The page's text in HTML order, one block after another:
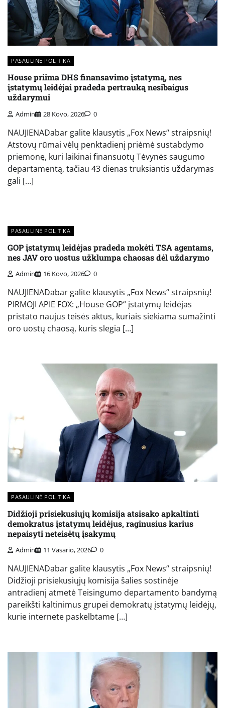
PASAULINĖ POLITIKA
House priima DHS finansavimo įstatymą, nes
įstatymų leidėjai pradeda pertrauką nesibaigus
uždarymui
Admin 28 Kovo, 2026 0
NAUJIENADabar galite klausytis „Fox News“ straipsnių!
Atstovų rūmai vėlų penktadienį priėmė sustabdymo
priemonę, kuri laikinai finansuotų Tėvynės saugumo
departamentą, tačiau 43 dienas truksiantis uždarymas
gali […]
PASAULINĖ POLITIKA
GOP įstatymų leidėjas pradeda mokėti TSA agentams,
nes JAV oro uostus užklumpa chaosas dėl uždarymo
Admin 16 Kovo, 2026 0
NAUJIENADabar galite klausytis „Fox News“ straipsnių!
PIRMOJI APIE FOX: „House GOP“ įstatymų leidėjas
pristato naujus teisės aktus, kuriais siekiama sumažinti
oro uostų chaosą, kuris slegia […]
PASAULINĖ POLITIKA
Didžioji prisiekusiųjų komisija atsisako apkaltinti
demokratus įstatymų leidėjus, raginusius karius
nepaisyti neteisėtų įsakymų
Admin 11 Vasario, 2026 0
NAUJIENADabar galite klausytis „Fox News“ straipsnių!
Didžioji prisiekusiųjų komisija šalies sostinėje
antradienį atmetė Teisingumo departamento bandymą
pareikšti kaltinimus grupei demokratų įstatymų leidėjų,
kurie internete paskelbtame […]